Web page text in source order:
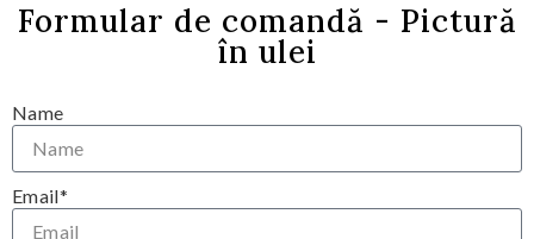
Formular de comandă - Pictură
în ulei
Name
Email*